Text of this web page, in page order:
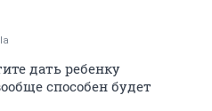
дать ребенку
способен будет